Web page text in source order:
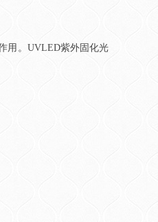
用。UVLED紫外固化光